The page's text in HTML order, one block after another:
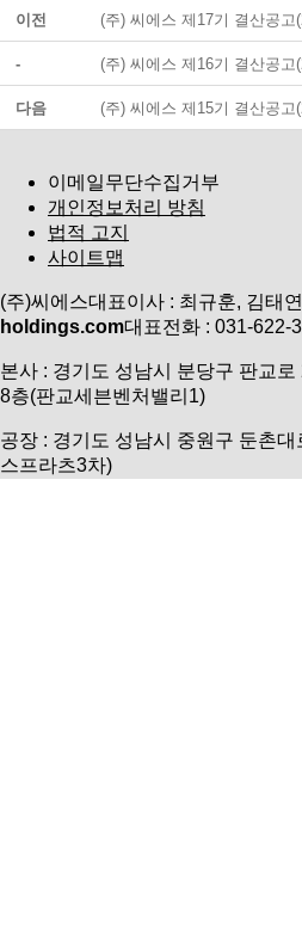
이전 (주) 씨에스 제17기 결산공고
- (주) 씨에스 제16기 결산공고
다음 (주) 씨에스 제15기 결산공고
이메일무단수집거부
개인정보처리 방침
법적 고지
사이트맵
(주)씨에스대표이사 : 최규훈, 김태연
holdings.com대표전화 : 031-622-
본사 : 경기도 성남시 분당구 판교
8층(판교세븐벤처밸리1)
공장 : 경기도 성남시 중원구 둔촌
스프라츠3차)